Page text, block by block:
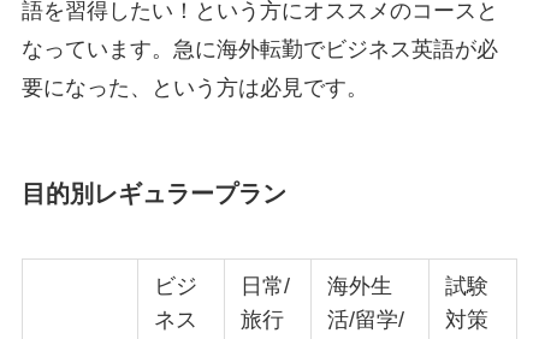
語を習得したい！という方にオススメのコースと
なっています。急に海外転勤でビジネス英語が必
要になった、という方は必見です。
目的別レギュラープラン
ビジ
ネス
日常/
旅行
海外生
活/留学/
試験
対策